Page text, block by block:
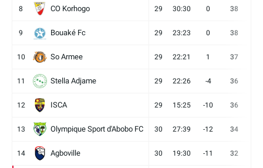
8 CO Korhogo 29 30:30 0 38
9 Bouaké Fc 29 23:23 0 38
10 So Armee 29 22:21 1 37
11 Stella Adjame 29 22:26 -4 36
12 ISCA 29 15:25 -10 36
13 Olympique Sport d'Abobo FC 30 27:39 -12 34
14 Agboville 30 19:30 -11 32